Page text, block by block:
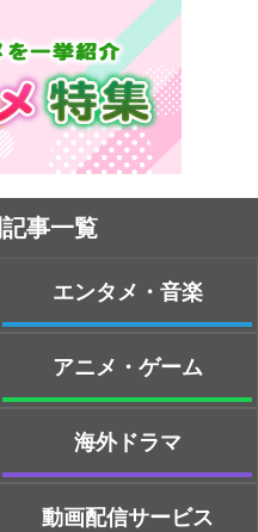
事一覧
エンタメ・音楽
アニメ・ゲーム
海外ドラマ
動画配信サービス